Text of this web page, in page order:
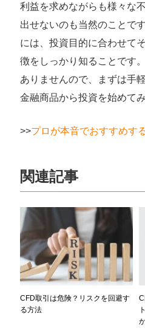
利益を求めながらも様々な
出せないのも当然のことで
には、投資目的に合わせて
徴をしっかり知ることです
ありませんので、まずは手
金融商品から投資を始めて
>>プロが本音でおすすめす
関連記事
CFD取引は危険？リスクを回避す
る方法